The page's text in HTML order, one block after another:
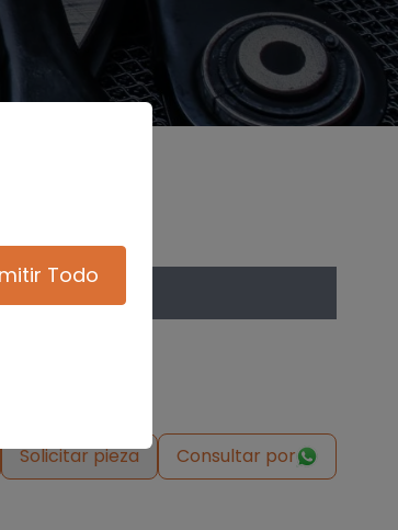
Solicitar pieza Consultar por
Todo